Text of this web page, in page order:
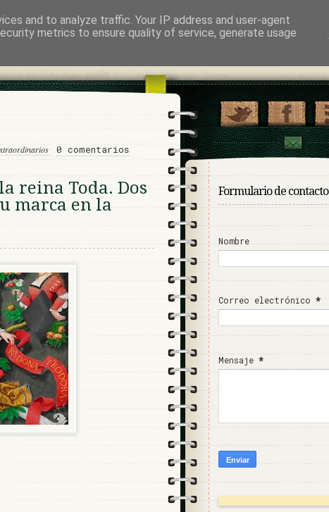
0 comentarios
reina Toda. Dos
marca en la
Formulario de contacto
Nombre
Correo electrónico *
Mensaje *
and to analyze traffic. Your IP address and user-agent
metrics to ensure quality of service, generate usage